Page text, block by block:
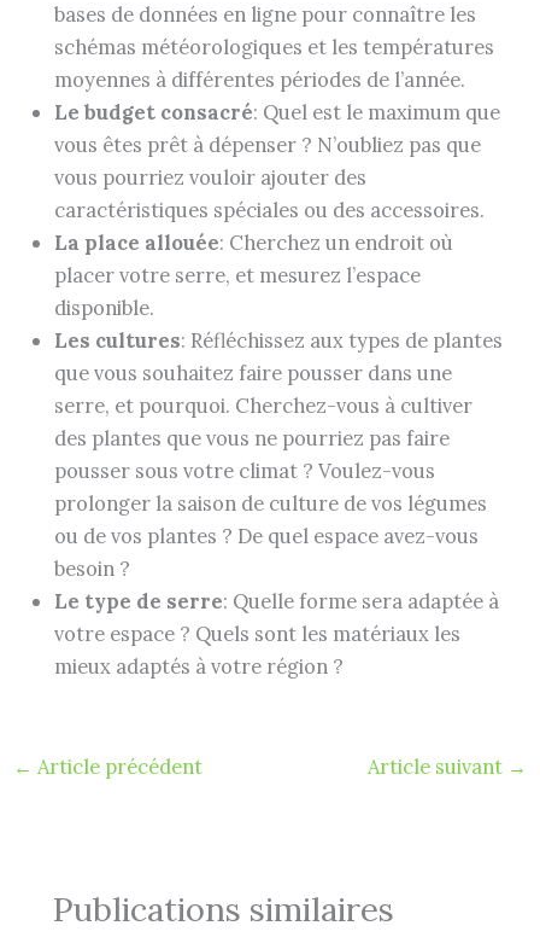
bases de données en ligne pour connaître les
schémas météorologiques et les températures
moyennes à différentes périodes de l’année.
Le budget consacré: Quel est le maximum que
vous êtes prêt à dépenser ? N’oubliez pas que
vous pourriez vouloir ajouter des
caractéristiques spéciales ou des accessoires.
La place allouée: Cherchez un endroit où
placer votre serre, et mesurez l’espace
disponible.
Les cultures: Réfléchissez aux types de plantes
que vous souhaitez faire pousser dans une
serre, et pourquoi. Cherchez-vous à cultiver
des plantes que vous ne pourriez pas faire
pousser sous votre climat ? Voulez-vous
prolonger la saison de culture de vos légumes
ou de vos plantes ? De quel espace avez-vous
besoin ?
Le type de serre: Quelle forme sera adaptée à
votre espace ? Quels sont les matériaux les
mieux adaptés à votre région ?
← Article précédent Article suivant →
Publications similaires